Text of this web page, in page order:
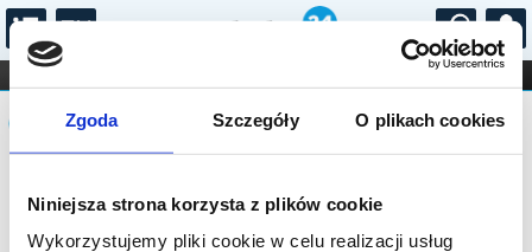
Zgoda Szczegóły O plikach cookies
Niniejsza strona korzysta z plików cookie
Wykorzystujemy pliki cookie w celu realizacji usług
...
FILHARMONIA OPERA I BALET
STAND-UP
DLA DZIECI
Komunikat
Sprzedaż biletów on-line na wydarzenie
została zakończona.